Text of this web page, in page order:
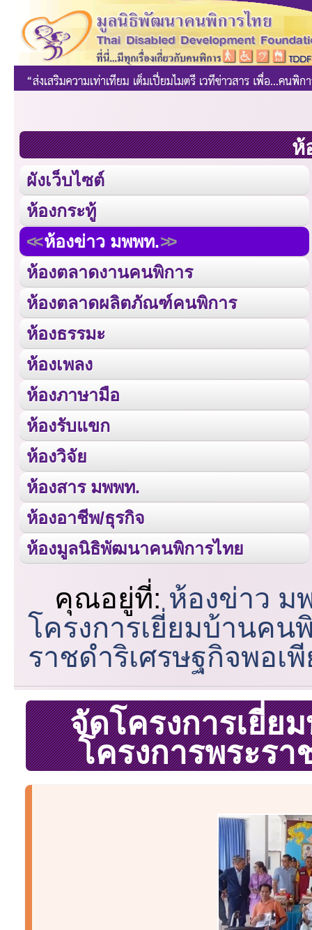
ห้
ผังเว็บไซต์
ห้องกระทู้
ห้องข่าว มพพท.
ห้องตลาดงานคนพิการ
ห้องตลาดผลิตภัณฑ์คนพิการ
ห้องธรรมะ
ห้องเพลง
ห้องภาษามือ
ห้องรับแขก
ห้องวิจัย
ห้องสาร มพพท.
ห้องอาชีพ/ธุรกิจ
ห้องมูลนิธิพัฒนาคนพิการไทย
คุณอยู่ที่: ห้องข่าว ม
โครงการเยี่ยมบ้านคน
ราชดำริเศรษฐกิจพอเพี
จัดโครงการเยี่ย
โครงการพระรา